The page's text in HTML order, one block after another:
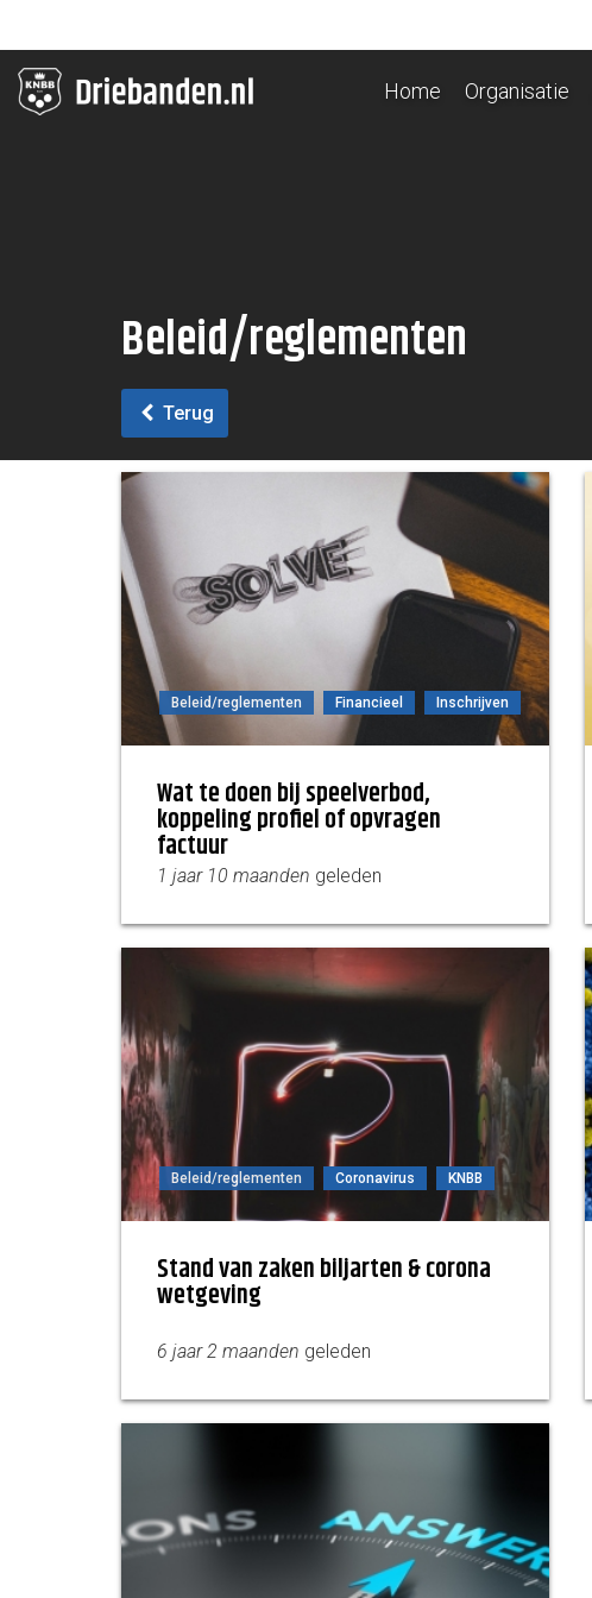
Home Organisatie
Beleid/reglementen
Terug
Beleid/reglementen Financieel Inschrijven
Wat te doen bij speelverbod,
koppeling profiel of opvragen
factuur
1 jaar 10 maanden geleden
Beleid/reglementen Coronavirus KNBB
Stand van zaken biljarten & corona
wetgeving
6 jaar 2 maanden geleden